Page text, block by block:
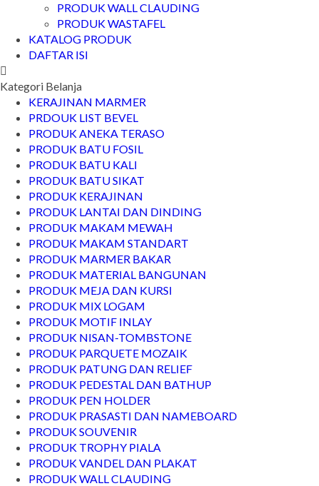
PRODUK WALL CLAUDING
PRODUK WASTAFEL
KATALOG PRODUK
DAFTAR ISI
Kategori Belanja
KERAJINAN MARMER
PRDOUK LIST BEVEL
PRODUK ANEKA TERASO
PRODUK BATU FOSIL
PRODUK BATU KALI
PRODUK BATU SIKAT
PRODUK KERAJINAN
PRODUK LANTAI DAN DINDING
PRODUK MAKAM MEWAH
PRODUK MAKAM STANDART
PRODUK MARMER BAKAR
PRODUK MATERIAL BANGUNAN
PRODUK MEJA DAN KURSI
PRODUK MIX LOGAM
PRODUK MOTIF INLAY
PRODUK NISAN-TOMBSTONE
PRODUK PARQUETE MOZAIK
PRODUK PATUNG DAN RELIEF
PRODUK PEDESTAL DAN BATHUP
PRODUK PEN HOLDER
PRODUK PRASASTI DAN NAMEBOARD
PRODUK SOUVENIR
PRODUK TROPHY PIALA
PRODUK VANDEL DAN PLAKAT
PRODUK WALL CLAUDING